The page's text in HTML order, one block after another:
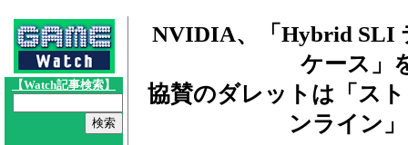
【Watch記事検索】
NVIDIA、「Hybrid SLI
ケース」
協賛のダレットは「ス
ンライン